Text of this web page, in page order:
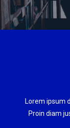
Lorem ipsum
Proin diam